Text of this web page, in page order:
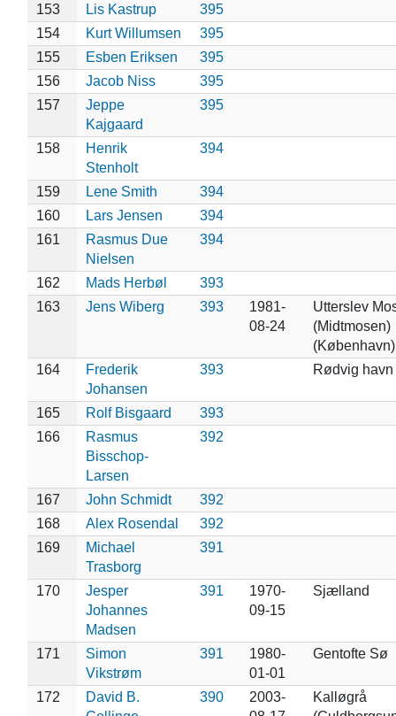
153 Lis Kastrup
395
154
Kurt Willumsen
395
155
Esben Eriksen
395
156
Jacob Niss
395
157
Jeppe
Kajgaard
395
158
Henrik
Stenholt
394
159 Lene Smith
394
160
Lars Jensen
394
161
Rasmus Due
Nielsen
394
162 Mads Herbøl
393
163
Jens Wiberg 393
1981-
08-24
Utterslev
(Midtmosen)
(København)
164
Frederik
Johansen
393 Rødvig havn
165 Rolf Bisgaard
393
166
Rasmus
Bisschop-
Larsen
392
167 John Schmidt
392
168
Alex Rosendal
392
169
Michael
Trasborg
391
170
Jesper
Johannes
Madsen
391
1970-
09-15
Sjælland
171
Simon
Vikstrøm
391
1980-
01-01
Gentofte Sø
172
David B.
390
2003-
Kalløgrå